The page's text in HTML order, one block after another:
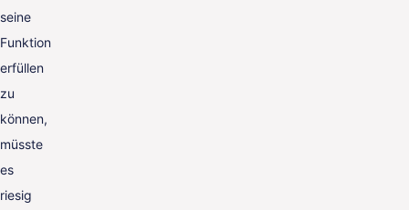
seine
Funktion
erfüllen
zu
können,
müsste
es
riesig